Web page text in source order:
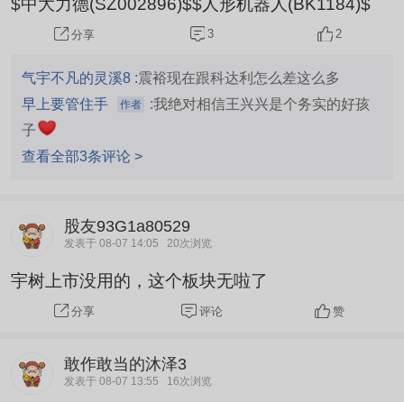
$中大力德(SZ002896)$$人形机器人(BK1184)$
分享 3 2
气宇不凡的灵溪8 :震裕现在跟科达利怎么差这么多
早上要管住手
作者 :我绝对相信王兴兴是个务实的好孩
子
查看全部3条评论 >
股友93G1a80529
发表于 08-07 14:05 20次浏览
宇树上市没用的，这个板块无啦了
分享 评论 赞
敢作敢当的沐泽3
发表于 08-07 13:55 16次浏览